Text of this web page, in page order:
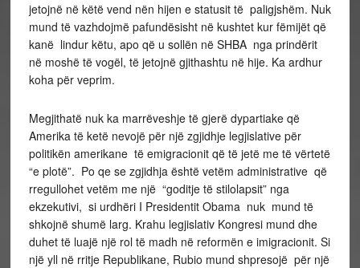
jetojnë në këtë vend nën hijen e statusit të paligjshëm. Nuk
mund të vazhdojmë pafundësisht në kushtet kur fëmijët që
kanë lindur këtu, apo që u sollën në SHBA nga prindërit
në moshë të vogël, të jetojnë gjithashtu në hije. Ka ardhur
koha për veprim.
Megjithatë nuk ka marrëveshje të gjerë dypartiake që
Amerika të ketë nevojë për një zgjidhje legjislative për
politikën amerikane të emigracionit që të jetë me të vërtetë
“e plotë”. Po qe se zgjidhja është vetëm administrative që
rregullohet vetëm me një “goditje të stilolapsit” nga
ekzekutivi, si urdhëri I Presidentit Obama nuk mund të
shkojnë shumë larg. Krahu legjislativ Kongresi mund dhe
duhet të luajë një rol të madh në reformën e imigracionit. Si
një yll në rritje Republikane, Rubio mund shpresojë për një